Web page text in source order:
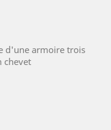
d'une armoire trois
chevet